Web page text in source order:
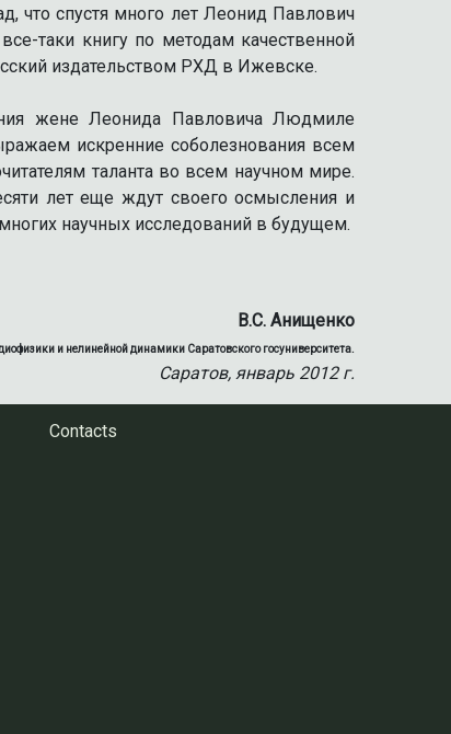
что спустя много лет Леонид Павлович
таки книгу по методам качественной
издательством РХД в Ижевске.
жене Леонида Павловича Людмиле
искренние соболезнования всем
таланта во всем научном мире.
лет еще ждут своего осмысления и
научных исследований в будущем.
В.С. Анищенко
и нелинейной динамики Саратовского госуниверситета.
Саратов, январь 2012 г.
Contacts